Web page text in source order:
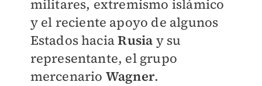
militares, extremismo islámico
y el reciente apoyo de algunos
Estados haciaRusia y su
representante, el grupo
mercenario Wagner.